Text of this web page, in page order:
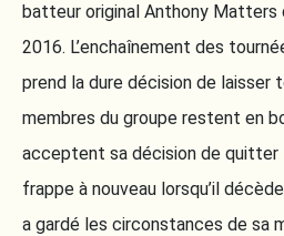
batteur original Anthony Matters
2016. L’enchaînement des
prend la dure décision de laisser
membres du groupe restent en
acceptent sa décision de quitter
frappe à nouveau lorsqu’il
a gardé les circonstances de sa